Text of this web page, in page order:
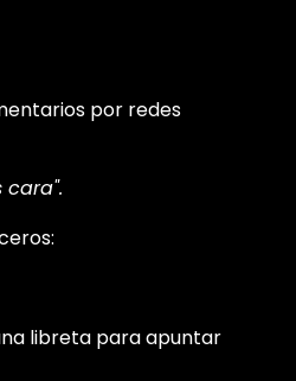
por redes
cara".
libreta para apuntar